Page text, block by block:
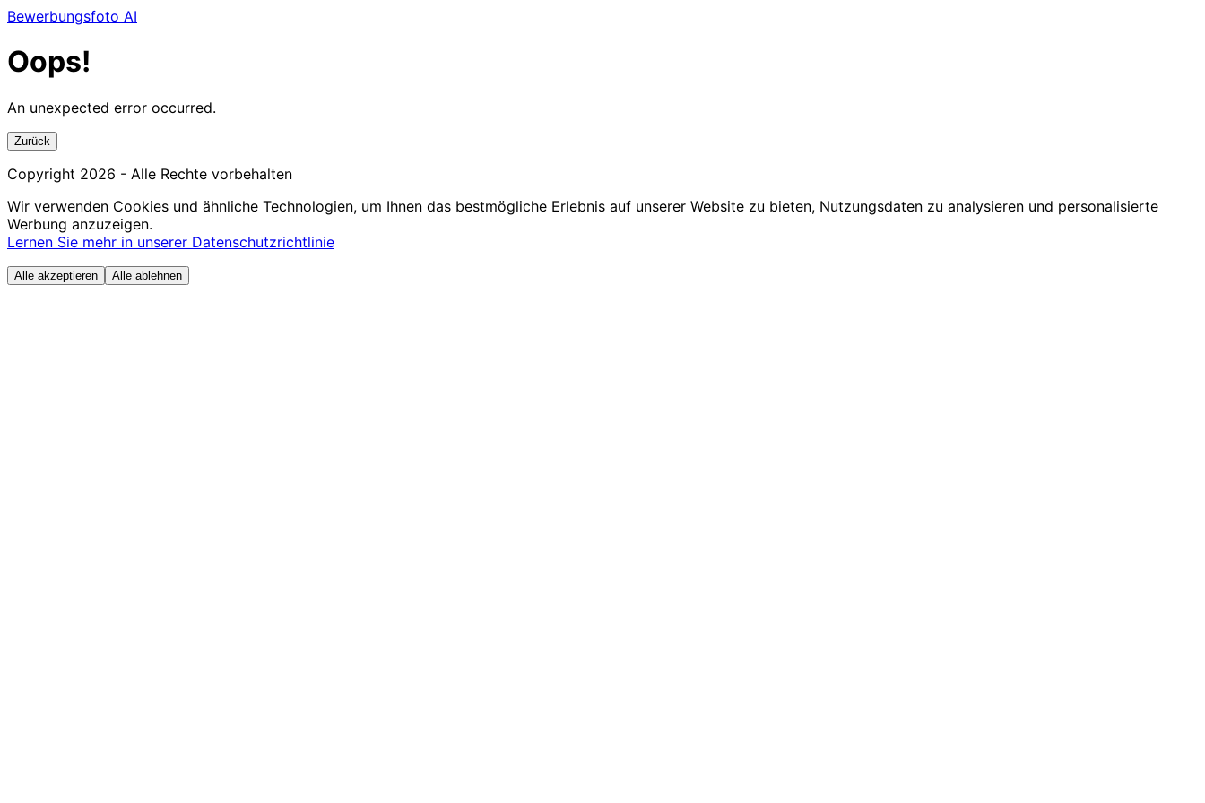
Bewerbungsfoto AI
Oops!
An unexpected error occurred.
Zurück
Copyright 2026 - Alle Rechte vorbehalten
Wir verwenden Cookies und ähnliche Technologien, um Ihnen das bestmögliche Erlebnis auf unserer Website zu bieten, Nutzungsdaten zu analysieren und personalisierte
Werbung anzuzeigen.
Lernen Sie mehr in unserer Datenschutzrichtlinie
Alle akzeptieren Alle ablehnen